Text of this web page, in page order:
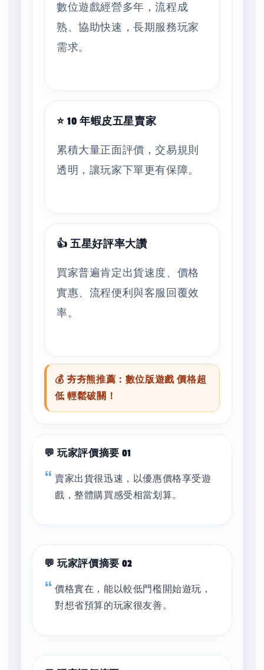
數位遊戲經營多年，流程成
熟、協助快速，長期服務玩家
需求。
⭐ 10 年蝦皮五星賣家
累積大量正面評價，交易規則
透明，讓玩家下單更有保障。
👍 五星好評率大讚
買家普遍肯定出貨速度、價格
實惠、流程便利與客服回覆效
率。
💰 夯夯熊推薦：數位版遊戲 價格超
低 輕鬆破關！
💬 玩家評價摘要 01
賣家出貨很迅速，以優惠價格享受遊
戲，整體購買感受相當划算。
💬 玩家評價摘要 02
價格實在，能以較低門檻開始遊玩，
對想省預算的玩家很友善。